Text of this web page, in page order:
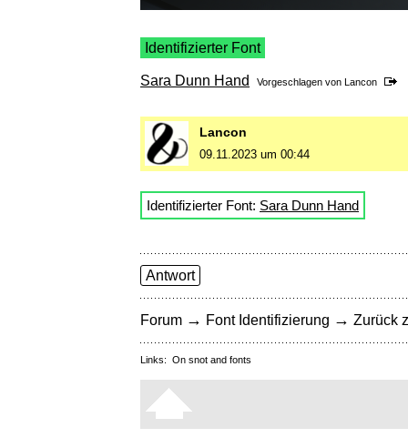
Identifizierter Font
Sara Dunn Hand Vorgeschlagen von Lancon
Lancon
09.11.2023 um 00:44
Identifizierter Font: Sara Dunn Hand
Antwort
Forum → Font Identifizierung → Zurück
Links: On snot and fonts